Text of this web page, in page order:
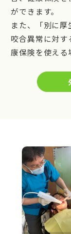
ができます。
また、「別に
咬合異常に対す
康保険を使える